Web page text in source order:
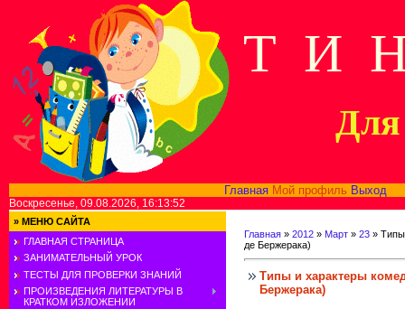
Т И
Для
Главная Мой профиль Выход
Воскресенье, 09.08.2026, 16:13:52
» МЕНЮ САЙТА
ГЛАВНАЯ СТРАНИЦА
ЗАНИМАТЕЛЬНЫЙ УРОК
ТЕСТЫ ДЛЯ ПРОВЕРКИ ЗНАНИЙ
ПРОИЗВЕДЕНИЯ ЛИТЕРАТУРЫ В
КРАТКОМ ИЗЛОЖЕНИИ
Главная » 2012 » Март » 23 » Типы
де Бержерака)
Типы и характеры
Бержерака)